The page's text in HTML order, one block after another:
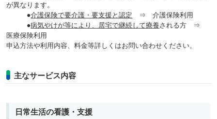
が異なります。
●介護保険で要介護・要支援と認定 ⇒ 介護保険利用
●病気やけが等により、居宅で継続して療養される方 ⇒
医療保険利用
申込方法や利用内容、料金等詳しくはお問い合わせください。
主なサービス内容
日常生活の看護・支援